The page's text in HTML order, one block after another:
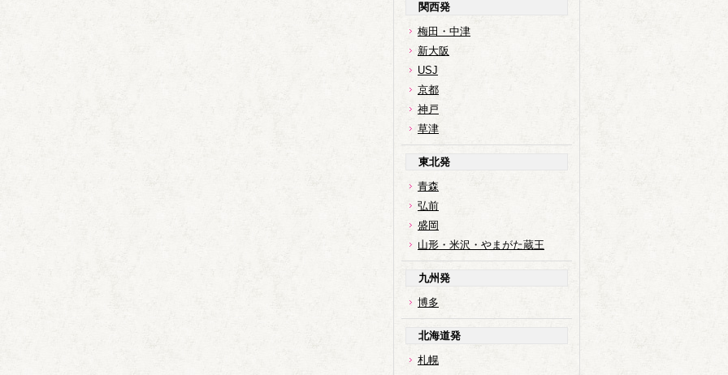
関西発
梅田・中津
新大阪
USJ
京都
神戸
草津
東北発
青森
弘前
盛岡
山形・米沢・やまがた蔵王
九州発
博多
北海道発
札幌